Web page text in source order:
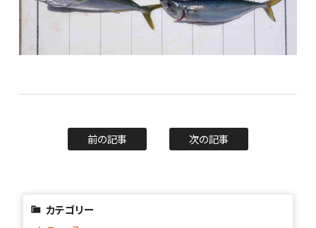
前の記事 次の記事
カテゴリー